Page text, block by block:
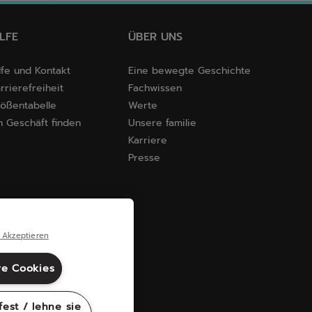
und Kontakt
Geschäft finden
ÜBER UNS
Eine bewegte Geschichte
Fachwissen
Werte
Unsere familie
Karriere
Presse
Cookies
/ lehne sie